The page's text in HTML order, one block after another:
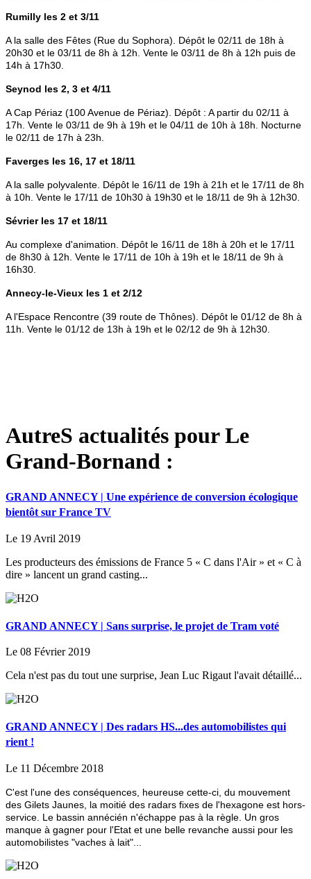
Rumilly les 2 et 3/11
A la salle des Fêtes (Rue du Sophora). Dépôt le 02/11 de 18h à
20h30 et le 03/11 de 8h à 12h. Vente le 03/11 de 8h à 12h puis de
14h à 17h30.
Seynod les 2, 3 et 4/11
A Cap Périaz (100 Avenue de Périaz). Dépôt : A partir du 02/11 à
17h. Vente le 03/11 de 9h à 19h et le 04/11 de 10h à 18h. Nocturne
le 02/11 de 17h à 23h.
Faverges les 16, 17 et 18/11
A la salle polyvalente. Dépôt le 16/11 de 19h à 21h et le 17/11 de 8h
à 10h. Vente le 17/11 de 10h30 à 19h30 et le 18/11 de 9h à 12h30.
Sévrier les 17 et 18/11
Au complexe d'animation. Dépôt le 16/11 de 18h à 20h et le 17/11
de 8h30 à 12h. Vente le 17/11 de 10h à 19h et le 18/11 de 9h à
16h30.
Annecy-le-Vieux les 1 et 2/12
A l'Espace Rencontre (39 route de Thônes). Dépôt le 01/12 de 8h à
11h. Vente le 01/12 de 13h à 19h et le 02/12 de 9h à 12h30.
AutreS actualités pour Le
Grand-Bornand :
GRAND ANNECY | Une expérience de conversion écologique
bientôt sur France TV
Le 19 Avril 2019
Les producteurs des émissions de France 5 « C dans l'Air » et « C à
dire » lancent un grand casting...
GRAND ANNECY | Sans surprise, le projet de Tram voté
Le 08 Février 2019
Cela n'est pas du tout une surprise, Jean Luc Rigaut l'avait détaillé...
GRAND ANNECY | Des radars HS...des automobilistes qui
rient !
Le 11 Décembre 2018
C'est l'une des conséquences, heureuse cette-ci, du mouvement
des Gilets Jaunes, la moitié des radars fixes de l'hexagone est hors-
service. Le bassin annécién n'échappe pas à la règle. Un gros
manque à gagner pour l'Etat et une belle revanche aussi pour les
automobilistes "vaches à lait"...